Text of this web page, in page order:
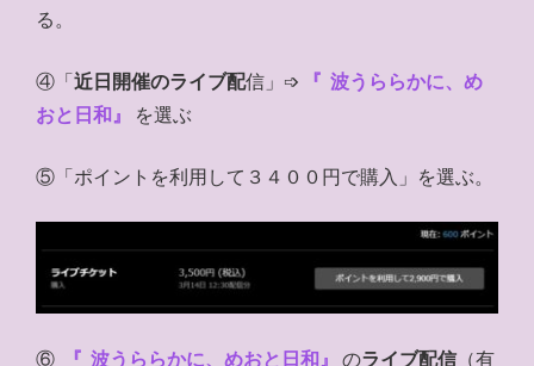
る。
④「近日開催のライブ配信」➩ 『 波うららかに、め
おと日和』
を選ぶ
⑤「ポイントを利用して３４００円で購入」を選ぶ。
⑥ 『 波うららかに、めおと日和』 のライブ配信（有